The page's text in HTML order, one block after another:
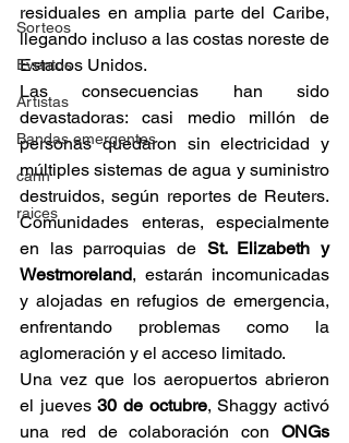
Sorteos
Eventos
Artistas
Bandas emergentes
cann
raices
residuales en amplia parte del Caribe,
llegando incluso a las costas noreste de
Estados Unidos.
Las consecuencias han sido
devastadoras: casi medio millón de
personas quedaron sin electricidad y
múltiples sistemas de agua y suministro
destruidos, según reportes de Reuters.
Comunidades enteras, especialmente
en las parroquias de St. Elizabeth y
Westmoreland, estarán incomunicadas
y alojadas en refugios de emergencia,
enfrentando problemas como la
aglomeración y el acceso limitado.
Una vez que los aeropuertos abrieron
el jueves 30 de octubre, Shaggy activó
una red de colaboración con ONGs